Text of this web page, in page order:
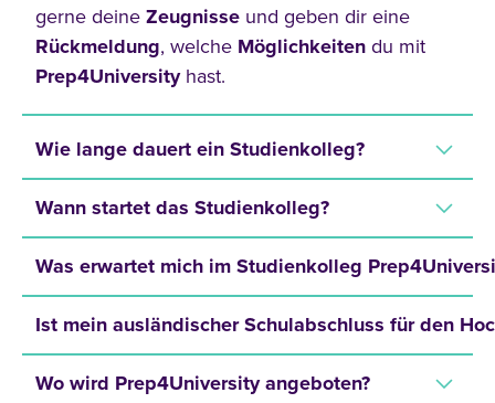
gerne deine Zeugnisse und geben dir eine
Rückmeldung, welche Möglichkeiten du mit
Prep4Universityhast.
Wie lange dauert ein Studienkolleg?
Wann startet das Studienkolleg?
Was erwartet mich im Studienkolleg
Ist mein ausländischer Schulabschluss für den
Wo wird Prep4University angeboten?